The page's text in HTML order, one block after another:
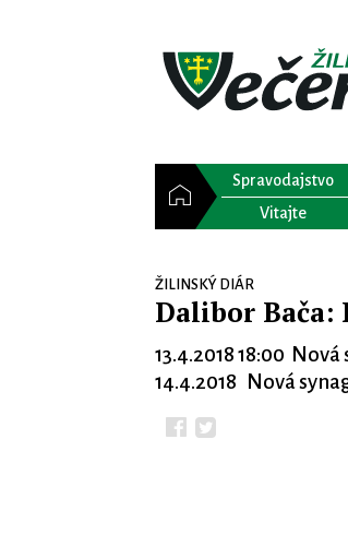
Spravodajstvo
Vitajte
ŽILINSKÝ DIÁR
Dalibor
13.4.2018 18:00
14.4.2018 Nová